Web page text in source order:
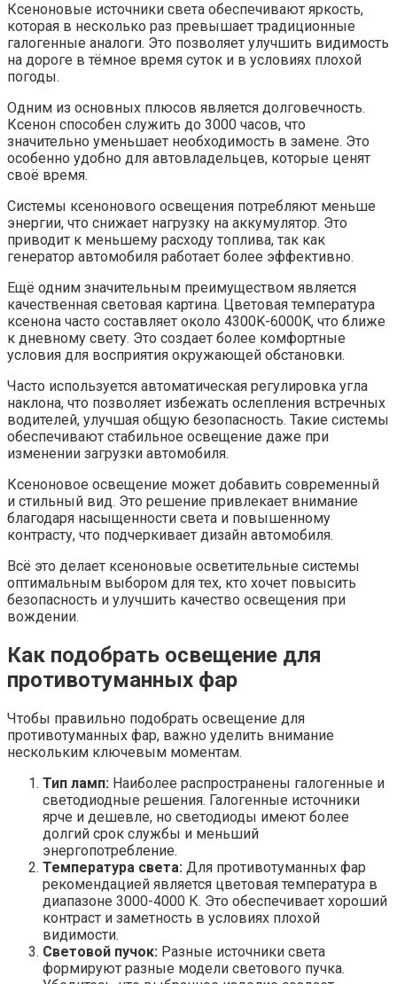
Ксеноновые источники света обеспечивают яркость,
которая в несколько раз превышает традиционные
галогенные аналоги. Это позволяет улучшить видимость
на дороге в тёмное время суток и в условиях плохой
погоды.
Одним из основных плюсов является долговечность.
Ксенон способен служить до 3000 часов, что
значительно уменьшает необходимость в замене. Это
особенно удобно для автовладельцев, которые ценят
своё время.
Системы ксенонового освещения потребляют меньше
энергии, что снижает нагрузку на аккумулятор. Это
приводит к меньшему расходу топлива, так как
генератор автомобиля работает более эффективно.
Ещё одним значительным преимуществом является
качественная световая картина. Цветовая температура
ксенона часто составляет около 4300K-6000K, что ближе
к дневному свету. Это создает более комфортные
условия для восприятия окружающей обстановки.
Часто используется автоматическая регулировка угла
наклона, что позволяет избежать ослепления встречных
водителей, улучшая общую безопасность. Такие системы
обеспечивают стабильное освещение даже при
изменении загрузки автомобиля.
Ксеноновое освещение может добавить современный
и стильный вид. Это решение привлекает внимание
благодаря насыщенности света и повышенному
контрасту, что подчеркивает дизайн автомобиля.
Всё это делает ксеноновые осветительные системы
оптимальным выбором для тех, кто хочет повысить
безопасность и улучшить качество освещения при
вождении.
Как подобрать освещение для
противотуманных фар
Чтобы правильно подобрать освещение для
противотуманных фар, важно уделить внимание
нескольким ключевым моментам.
Тип ламп: Наиболее распространены галогенные и
светодиодные решения. Галогенные источники
ярче и дешевле, но светодиоды имеют более
долгий срок службы и меньший
энергопотребление.
Температура света: Для противотуманных фар
рекомендацией является цветовая температура в
диапазоне 3000-4000 К. Это обеспечивает хороший
контраст и заметность в условиях плохой
видимости.
Световой пучок: Разные источники света
формируют разные модели светового пучка.